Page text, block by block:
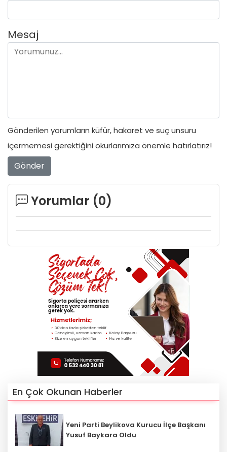
Mesaj
Gönderilen yorumların küfür, hakaret ve suç unsuru
içermemesi gerektiğini okurlarımıza önemle hatırlatırız!
Gönder
Yorumlar (0)
En Çok Okunan Haberler
Yeni Parti Beylikova Kurucu İlçe Başkanı
Yusuf Baykara Oldu